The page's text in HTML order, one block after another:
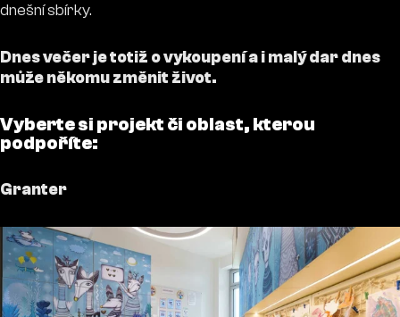
dnešní sbírky.
Dnes večer je totiž o vykoupení a i malý dar dnes
může někomu změnit život.
Vyberte si projekt či oblast, kterou
podpoříte:
Granter